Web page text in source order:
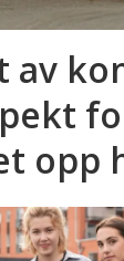
Texmo,
skole
av
opp